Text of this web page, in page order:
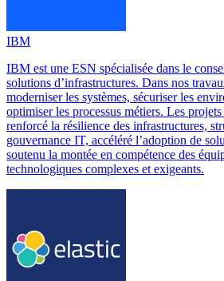
IBM
IBM est une ESN spécialisée dans le
solutions d’infrastructures. Dans nos
moderniser les systèmes, sécuriser les
optimiser les processus métiers. Les
renforcé la résilience des infrastructures,
gouvernance IT, accéléré l’adoption de
soutenu la montée en compétence des
technologiques complexes et exigeants.